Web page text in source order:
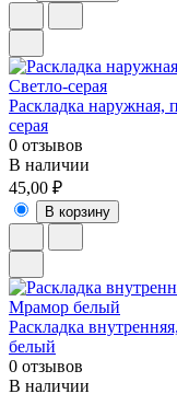
Раскладка
серая
0 отзывов
В наличии
45,00 ₽
В корзину
Раскладка
белый
0 отзывов
В наличии